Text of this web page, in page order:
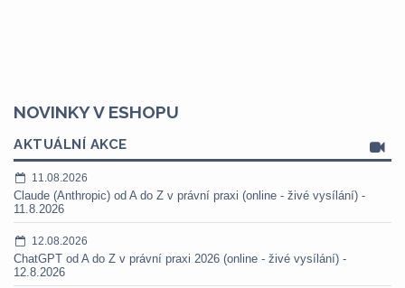
NOVINKY V ESHOPU
AKTUÁLNÍ AKCE
11.08.2026
Claude (Anthropic) od A do Z v právní praxi (online - živé vysílání) -
11.8.2026
12.08.2026
ChatGPT od A do Z v právní praxi 2026 (online - živé vysílání) -
12.8.2026